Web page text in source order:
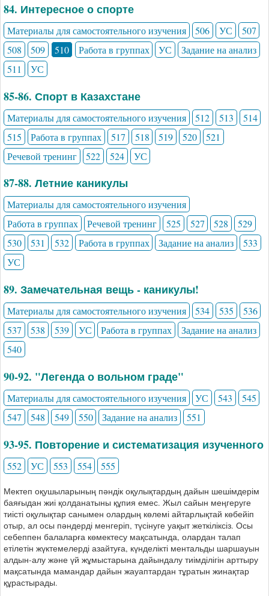
84. Интересное о спорте
Материалы для самостоятельного изучения 506 УС
507
508
509 510 Работа в группах УС
Задание на анализ
511
УС
85-86. Спорт в Казахстане
Материалы для самостоятельного изучения 512 513
514
515
Работа в группах 517 518 519 520
521
Речевой тренинг
522 524 УС
87-88. Летние каникулы
Материалы для самостоятельного изучения
Работа в группах
Речевой тренинг 525 527 528
529
530
531 532 Работа в группах Задание на анализ
533
УС
89. Замечательная вещь - каникулы!
Материалы для самостоятельного изучения 534 535
536
537
538 539 УС Работа в группах
Задание на анализ
540
90-92. "Легенда о вольном граде"
Материалы для самостоятельного изучения УС 543
545
547
548 549 550 Задание на анализ 551
93-95. Повторение и систематизация изученного
552 УС 553 554 555
Мектеп оқушыларының пәндік оқулықтардың дайын шешімдерім
баяғыдан жиі қолданатыны құпия емес. Жыл сайын меңгеруге
тиісті оқулықтар санымен олардың көлемі айтарлықтай көбейіп
отыр, ал осы пәндерді менгеріп, түсінуге уақыт жеткіліксіз. Осы
себеппен балаларға көмектесу мақсатында, олардан талап
етілетін жүктемелерді азайтуға, күнделікті ментальды шаршауын
алдын-алу және үй жұмыстарына дайындалу тиімділігін арттыру
мақсатында мамандар дайын жауаптардан тұратын жинақтар
құрастырады.